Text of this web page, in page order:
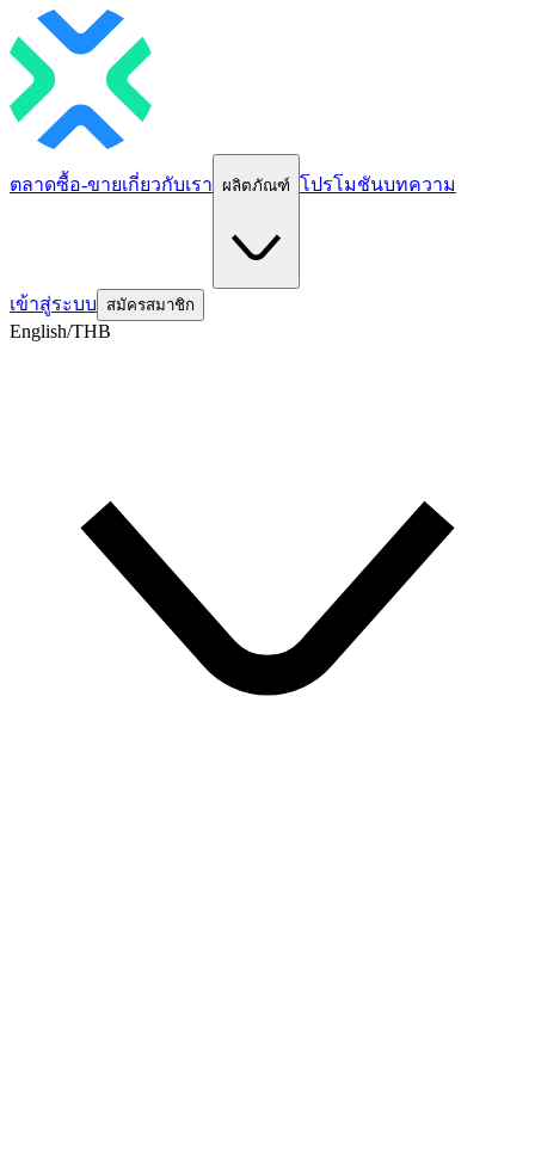
ตลาดซื้อ-ขายเกี่ยวกับเรา ผลิตภัณฑ์ โปรโมชันบทความ
เข้าสู่ระบบ สมัครสมาชิก
English/THB